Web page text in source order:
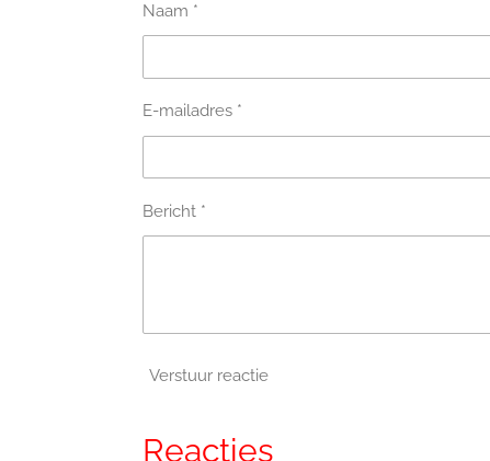
Naam *
E-mailadres *
Bericht *
Verstuur reactie
Reacties